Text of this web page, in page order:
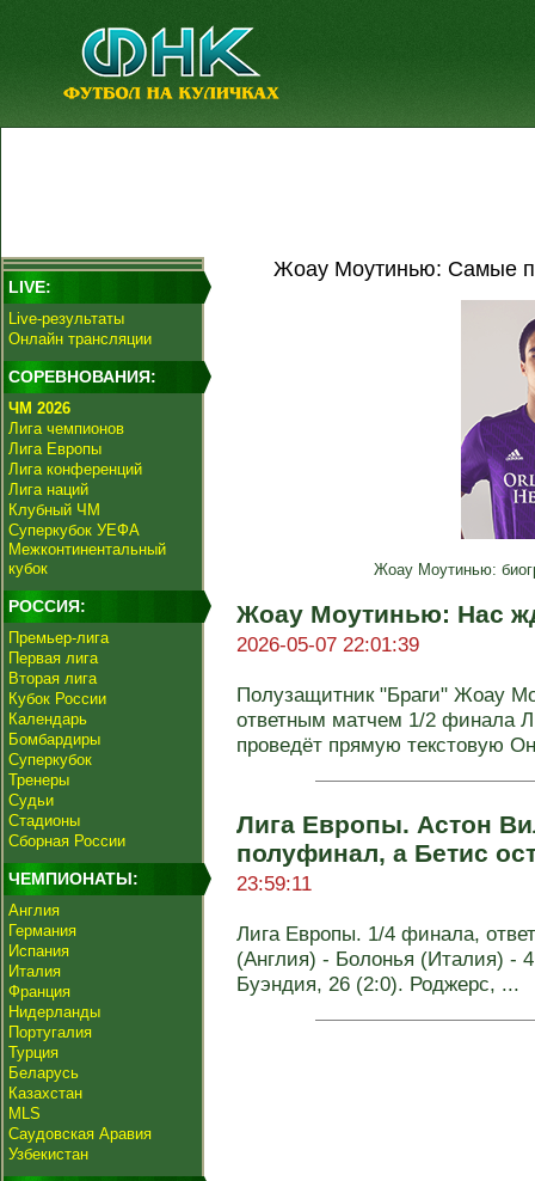
LIVE:
Live-результаты
Онлайн трансляции
СОРЕВНОВАНИЯ:
ЧМ 2026
Лига чемпионов
Лига Европы
Лига конференций
Лига наций
Клубный ЧМ
Суперкубок УЕФА
Межконтинентальный
кубок
РОССИЯ:
Премьер-лига
Первая лига
Вторая лига
Кубок России
Календарь
Бомбардиры
Суперкубок
Тренеры
Судьи
Стадионы
Сборная России
ЧЕМПИОНАТЫ:
Англия
Германия
Испания
Италия
Франция
Нидерланды
Португалия
Турция
Беларусь
Казахстан
MLS
Саудовская Аравия
Узбекистан
Жоау Моутинью: Самые
Жоау Моутинью:
Жоау Моутинью: Нас
2026-05-07 22:01:39
Полузащитник "Браги" Жоау
ответным матчем 1/2 финала
проведёт прямую текстовую
Лига Европы. Астон
полуфинал, а Бетис
23:59:11
Лига Европы. 1/4 финала,
(Англия) - Болонья (Италия) -
Буэндия, 26 (2:0). Роджерс, ...